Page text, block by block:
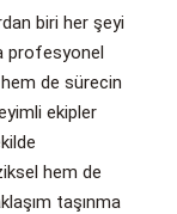
biri her şeyi
profesyonel
de sürecin
ekipler
hem de
taşınma